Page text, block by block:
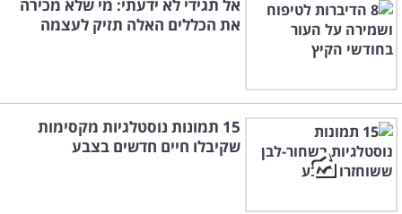
אל תגידי לא ידעתי: מי שלא מכירה
את הכללים האלה תזיק לעצמה
15 תמונות נוסטלגיות מקסימות
שקיבלו חיים חדשים בצבע